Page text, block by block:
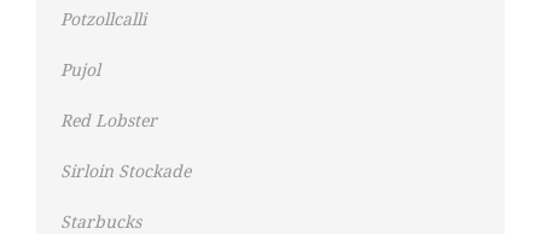
Potzollcalli
Pujol
Red Lobster
Sirloin Stockade
Starbucks